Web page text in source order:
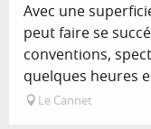
Avec une
peut faire se
conventions,
quelques heures
Le Cannet